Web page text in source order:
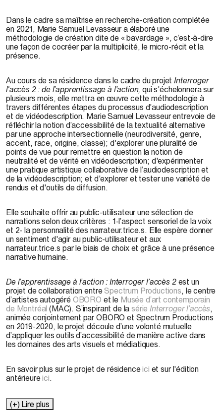
Dans le cadre sa maîtrise en recherche-création complétée
en 2021, Marie Samuel Levasseur a élaboré une
méthodologie de création dite de « bavardage », c’est-à-dire
une façon de cocréer par la multiplicité, le micro-récit et la
présence.
Au cours de sa résidence dans le cadre du projetInterroger
l'accès 2 : de l’apprentissage à l’action, qui s'échelonnera sur
plusieurs mois, elle mettra en œuvre cette méthodologie à
travers différentes étapes du processus d'audiodescription
et de vidéodescription. Marie Samuel Levasseur entrevoie de
réfléchir la notion d’accessibilité de la textualité alternative
par une approche intersectionnelle (neurodiversité, genre,
accent, race, origine, classe); d'explorer une pluralité de
points de vue pour remettre en question la notion de
neutralité et de vérité en vidéodescription; d'expérimenter
une pratique artistique collaborative de l’audiodescription et
de la vidéodescription; et d'explorer et tester une variété de
rendus et d'outils de diffusion.
Elle souhaite offrir au public-utilisateur une sélection de
narrations selon deux critères : 1-l’aspect sensoriel de la voix
et 2- la personnalité des narrateur.trice.s. Elle espère donner
un sentiment d'agir au public-utilisateur et aux
narrateur.trice.s par le biais de choix et grâce à une présence
narrative humaine.
De l’apprentissage à l’action : Interroger l’accès 2est un
projet de collaboration entreSpectrum Productions, le centre
d’artistes autogéré OBORO et le Musée d’art contemporain
de Montréal (MAC). S’inspirant de lasérie Interroger l’accès,
animée conjointement par OBORO et Spectrum Productions
en 2019-2020, le projet découle d’une volonté mutuelle
d’appliquer les outils d’accessibilité de manière active dans
les domaines des arts visuels et médiatiques.
En savoir plus sur le projet de résidenceici et sur l'édition
antérieureici.
(+) Lire plus